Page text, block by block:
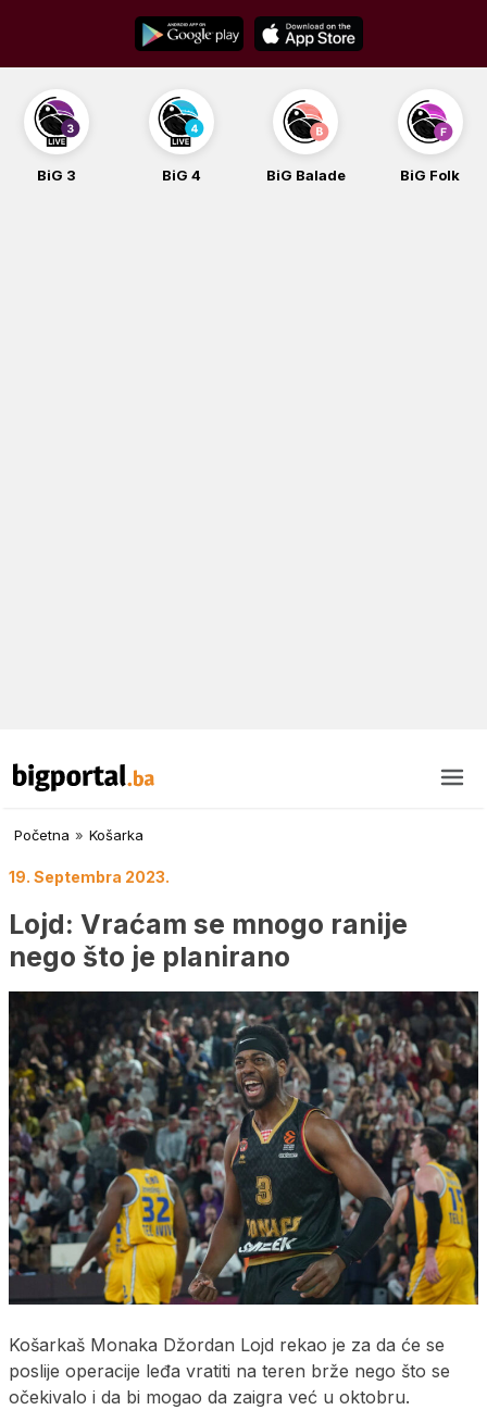
content
BiG 3 BiG 4 BiG Balade BiG Folk
Početna » Košarka
19. Septembra 2023.
Lojd: Vraćam se mnogo ranije
nego što je planirano
Košarkaš Monaka Džordan Lojd rekao je za da će se
poslije operacije leđa vratiti na teren brže nego što se
očekivalo i da bi mogao da zaigra već u oktobru.